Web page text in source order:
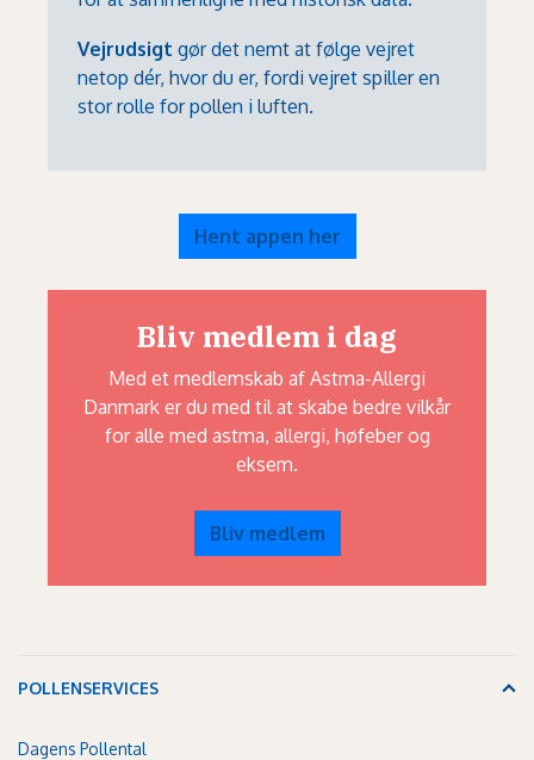
Vejrudsigt gør det nemt at følge vejret
netop dér, hvor du er, fordi vejret spiller en
stor rolle for pollen i luften.
Hent appen her
Bliv medlem i dag
Med et medlemskab af Astma-Allergi
Danmark er du med til at skabe bedre vilkår
for alle med astma, allergi, høfeber og
eksem.
Bliv medlem
POLLENSERVICES
Dagens Pollental